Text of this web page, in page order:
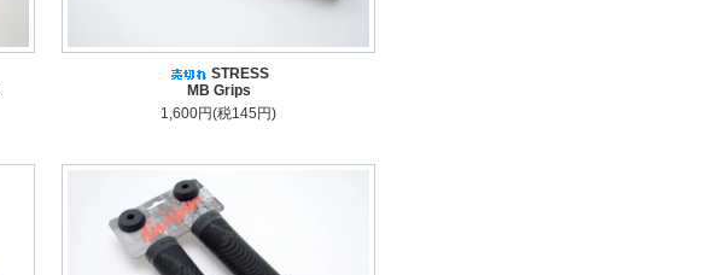
STRESS
MB Grips
1,600円(税145円)